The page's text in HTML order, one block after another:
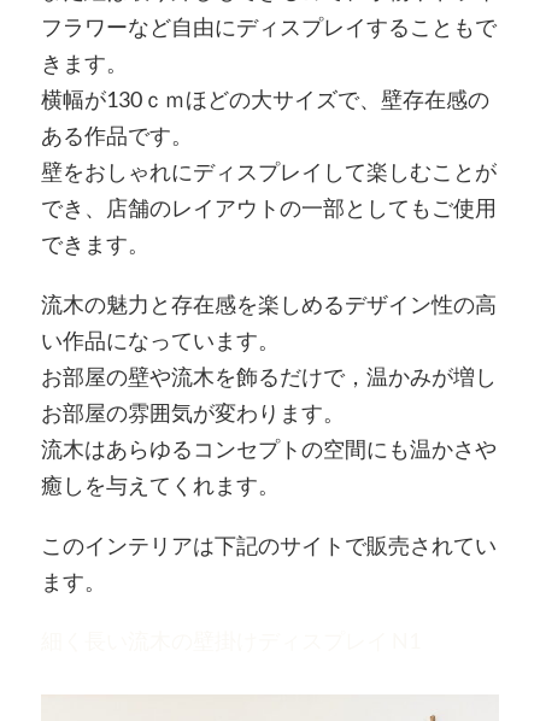
フラワーなど自由にディスプレイすることもで
きます。
横幅が130ｃｍほどの大サイズで、壁存在感の
ある作品です。
壁をおしゃれにディスプレイして楽しむことが
でき、店舗のレイアウトの一部としてもご使用
できます。
流木の魅力と存在感を楽しめるデザイン性の高
い作品になっています。
お部屋の壁や流木を飾るだけで，温かみが増し
お部屋の雰囲気が変わります。
流木はあらゆるコンセプトの空間にも温かさや
癒しを与えてくれます。
このインテリアは下記のサイトで販売されてい
ます。